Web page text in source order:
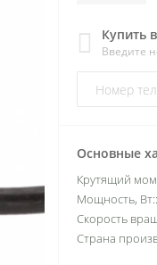
Купить
Введите
Основные
Крутящий
Мощность, Вт::
Скорость
Страна